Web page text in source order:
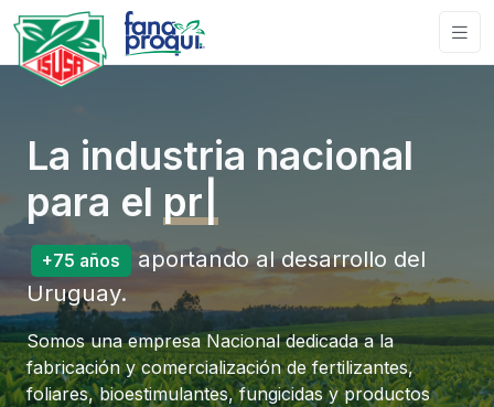
La industria nacional
para el agro.
+75 años
aportando al desarrollo del
Uruguay.
Somos una empresa Nacional dedicada a la
fabricación y comercialización de fertilizantes,
foliares, bioestimulantes, fungicidas y productos